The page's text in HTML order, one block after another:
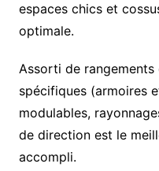
espaces chics et
optimale.
Assorti de
spécifiques (armoires
modulables,
de direction est le
accompli.